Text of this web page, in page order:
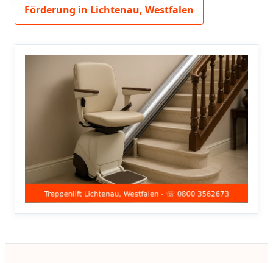
Förderung in Lichtenau, Westfalen